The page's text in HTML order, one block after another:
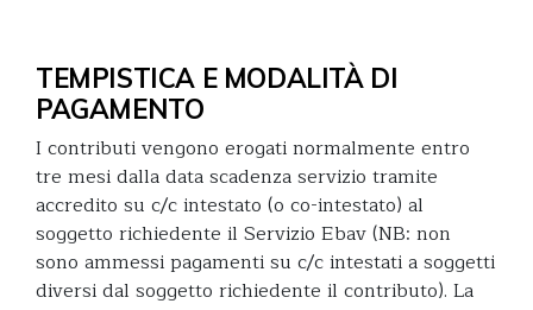
TEMPISTICA E MODALITÀ DI
PAGAMENTO
I contributi vengono erogati normalmente entro
tre mesi dalla data scadenza servizio tramite
accredito su c/c intestato (o co-intestato) al
soggetto richiedente il Servizio Ebav (NB: non
sono ammessi pagamenti su c/c intestati a soggetti
diversi dal soggetto richiedente il contributo). La